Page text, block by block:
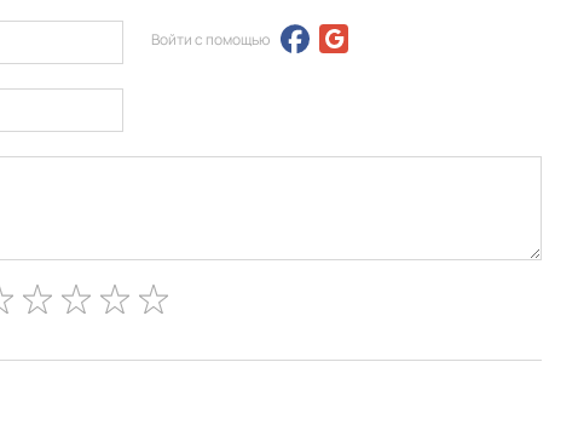
Войти с помощью